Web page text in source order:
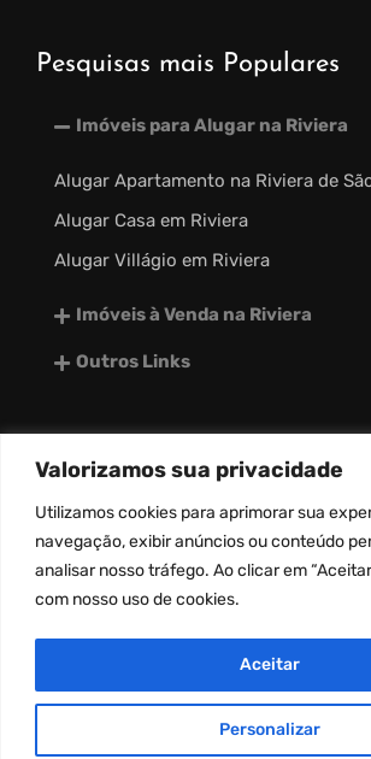
Valorizamos sua privacidade
Utilizamoscookies para aprimorar sua
navegação, exibir anúncios ou conteúdo
analisar nosso tráfego. Ao clicar em
com nosso uso decookies.
Personalizar
Aceitar
Pesquisas mais Populares
Imóveis para Alugar na Riviera
Alugar Apartamento na Riviera de
Alugar Casa em Riviera
Alugar Villágio em Riviera
Imóveis à Venda na Riviera
Outros Links
desenvolvido por:
Copyright © Riviera Master 2026.